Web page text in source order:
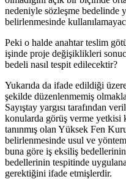
nedeniyle sözleşme bedelinde
belirlenmesinde
Peki o halde anahtar teslim
işinde proje değişiklikleri
bedeli nasıl tespit edilecektir?
Yukarıda da ifade edildiği
şekilde düzenlenmemiş
Sayıştay yargısı tarafından
konularda görüş verme yetkisi
tanınmış olan Yüksek Fen
belirlenmesinde usul ve
buna göre iş eksiliş bedellerinin
bedellerinin tespitinde
gerektiğini ifade etmişlerdir.